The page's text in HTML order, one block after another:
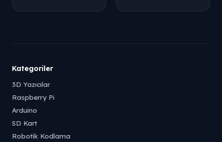
Kategoriler
3D Yazıcılar
Raspberry Pi
Arduino
SD Kart
Robotik Kodlama